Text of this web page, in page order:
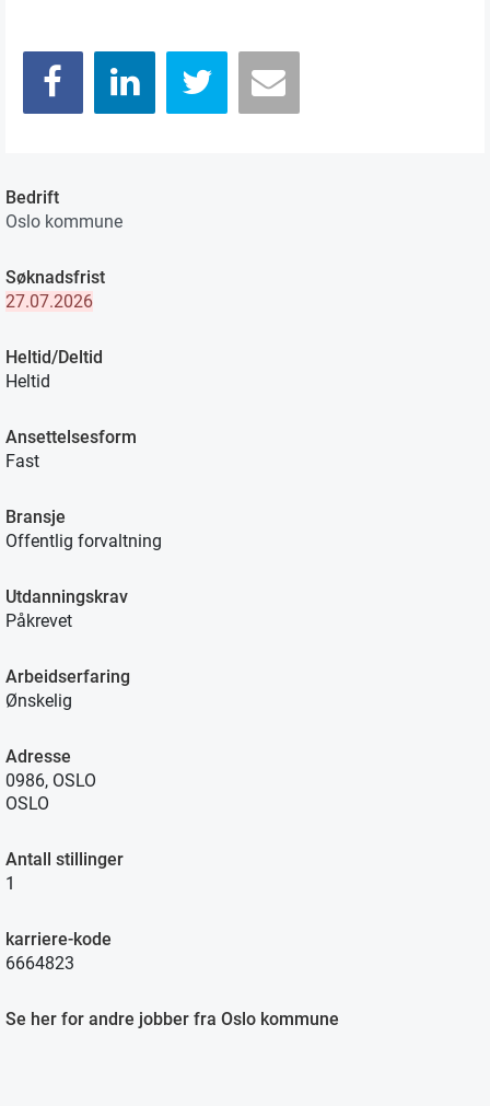
Bedrift
Oslo kommune
Søknadsfrist
27.07.2026
Heltid/Deltid
Heltid
Ansettelsesform
Fast
Bransje
Offentlig forvaltning
Utdanningskrav
Påkrevet
Arbeidserfaring
Ønskelig
Adresse
0986, OSLO
OSLO
Antall stillinger
1
karriere-kode
6664823
Se her for andre jobber fra Oslo kommune